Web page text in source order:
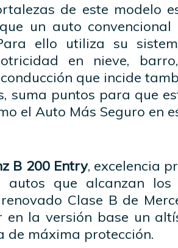
de este modelo
un auto
ello utiliza su
en nieve,
que incide
suma puntos para que
el Auto Más Seguro en
B 200 Entry, excelencia
que alcanzan los
Clase B de
en la versión base un
de máxima protección.